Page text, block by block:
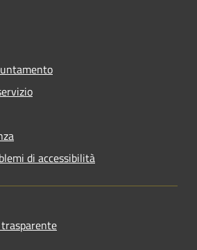
di accessibilità